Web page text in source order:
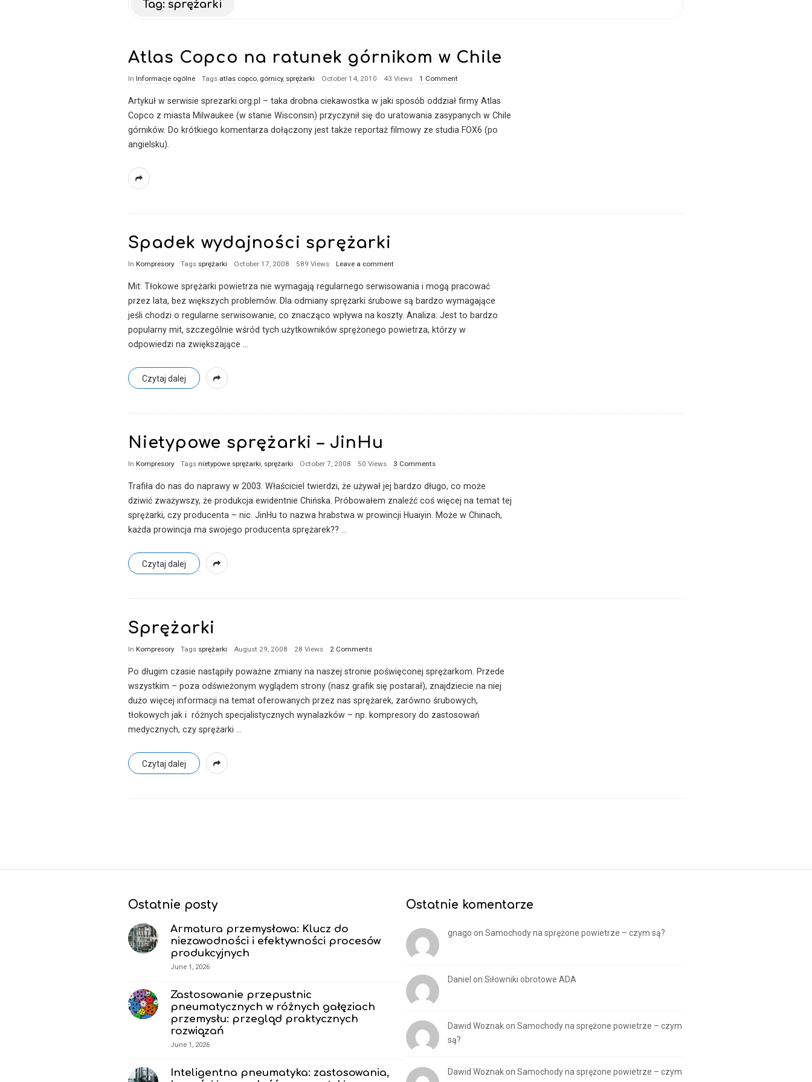
b
l
o
g
n
e
u
m
a
y
c
e
Tag: sprężarki
Atlas Copco na ratunek górnikom w Chile
In Informacje ogólne Tags atlas copco, górnicy, sprężarki October 14, 2010 43 Views 1 Comment
Artykuł w serwisie sprezarki.org.pl – taka drobna ciekawostka w jaki sposób oddział firmy Atlas
Copco z miasta Milwaukee (w stanie Wisconsin) przyczynił się do uratowania zasypanych w Chile
górników. Do krótkiego komentarza dołączony jest także reportaż filmowy ze studia FOX6 (po
angielsku).
Spadek wydajności sprężarki
In Kompresory Tags sprężarki October 17, 2008 589 Views Leave a comment
Mit: Tłokowe sprężarki powietrza nie wymagają regularnego serwisowania i mogą pracować
przez lata, bez większych problemów. Dla odmiany sprężarki śrubowe są bardzo wymagające
jeśli chodzi o regularne serwisowanie, co znacząco wpływa na koszty. Analiza: Jest to bardzo
popularny mit, szczególnie wśród tych użytkowników sprężonego powietrza, którzy w
odpowiedzi na zwiększające
Czytaj dalej
Nietypowe sprężarki – JinHu
In Kompresory Tags nietypowe sprężarki, sprężarki October 7, 2008 50 Views 3 Comments
Trafiła do nas do naprawy w 2003. Właściciel twierdzi, że używał jej bardzo długo, co może
dziwić zważywszy, że produkcja ewidentnie Chińska. Próbowałem znaleźć coś więcej na temat tej
sprężarki, czy producenta – nic. JinHu to nazwa hrabstwa w prowincji Huaiyin. Może w Chinach,
każda prowincja ma swojego producenta sprężarek??
Czytaj dalej
Sprężarki
In Kompresory Tags sprężarki August 29, 2008 28 Views 2 Comments
Po długim czasie nastąpiły poważne zmiany na naszej stronie poświęconej sprężarkom. Przede
wszystkim – poza odświeżonym wyglądem strony (nasz grafik się postarał), znajdziecie na niej
dużo więcej informacji na temat oferowanych przez nas sprężarek, zarówno śrubowych,
tłokowych jak i różnych specjalistycznych wynalazków – np. kompresory do zastosowań
medycznych, czy sprężarki
Czytaj dalej
e
r
Ostatnie posty
Armatura przemysłowa: Klucz do
niezawodności i efektywności procesów
produkcyjnych
June 1, 2026
Zastosowanie przepustnic
pneumatycznych w różnych gałęziach
przemysłu: przegląd praktycznych
rozwiązań
June 1, 2026
Inteligentna pneumatyka: zastosowania,
Ostatnie komentarze
gnago on Samochody na sprężone powietrze – czym są?
Daniel on Siłowniki obrotowe ADA
Dawid Woznakon Samochody na sprężone powietrze – czym
są?
Dawid Woznakon Samochody na sprężone powietrze – czym